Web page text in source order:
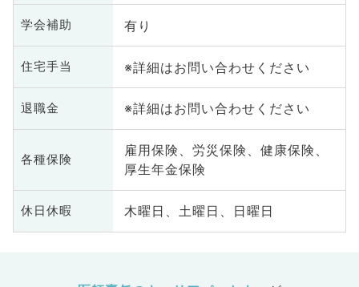
学会補助 有り
住宅手当 ※詳細はお問い合わせください
退職金 ※詳細はお問い合わせください
各種保険
雇用保険、労災保険、健康保険、
厚生年金保険
休日休暇 木曜日、土曜日、日曜日